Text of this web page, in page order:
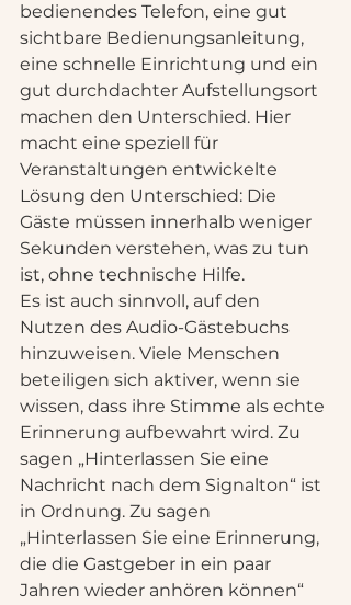
bedienendes Telefon, eine gut
sichtbare Bedienungsanleitung,
eine schnelle Einrichtung und ein
gut durchdachter Aufstellungsort
machen den Unterschied. Hier
macht eine speziell für
Veranstaltungen entwickelte
Lösung den Unterschied: Die
Gäste müssen innerhalb weniger
Sekunden verstehen, was zu tun
ist, ohne technische Hilfe.
Es ist auch sinnvoll, auf den
Nutzen des Audio-Gästebuchs
hinzuweisen. Viele Menschen
beteiligen sich aktiver, wenn sie
wissen, dass ihre Stimme als echte
Erinnerung aufbewahrt wird. Zu
sagen „Hinterlassen Sie eine
Nachricht nach dem Signalton“ ist
in Ordnung. Zu sagen
„Hinterlassen Sie eine Erinnerung,
die die Gastgeber in ein paar
Jahren wieder anhören können“